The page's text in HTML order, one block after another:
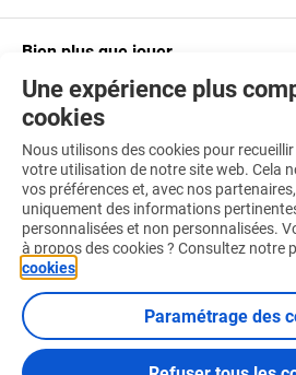
Une expérience plus
cookies
Nous utilisons des cookies pour
votre utilisation de notre site web. Cela
vos préférences et, avec nos
uniquement des informations
personnalisées et non personnalisées.
à propos des cookies ? Consultez notre
cookies
Paramétrage des
Bien plus que jouer
Téléchargez notre